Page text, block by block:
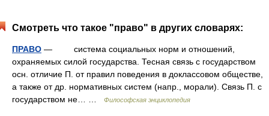
Смотреть что такое "право" в других словарях:
ПРАВО — система социальных норм и отношений,
охраняемых силой государства. Тесная связь с государством
осн. отличие П. от правил поведения в доклассовом обществе,
а также от др. нормативных систем (напр., морали). Связь П. с
государством не… …
Философская энциклопедия